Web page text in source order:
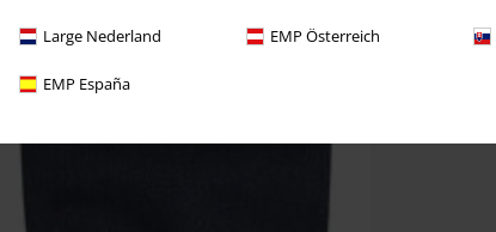
Large Nederland EMP Österreich
EMP España